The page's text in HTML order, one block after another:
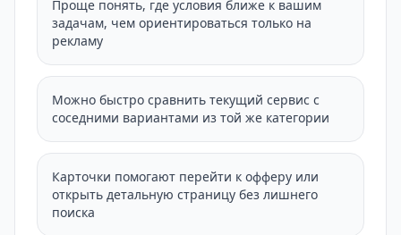
Проще понять, где условия ближе к вашим
задачам, чем ориентироваться только на
рекламу
Можно быстро сравнить текущий сервис с
соседними вариантами из той же категории
Карточки помогают перейти к офферу или
открыть детальную страницу без лишнего
поиска